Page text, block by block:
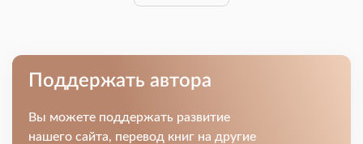
Поддержать автора
Вы можете поддержать развитие
нашего сайта, перевод книг на другие